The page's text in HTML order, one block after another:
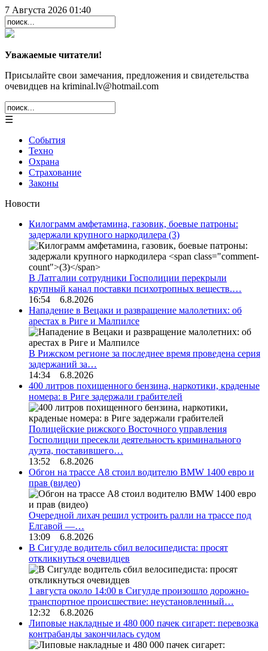
7 Августа 2026 01:40
Уважаемые читатели!
Присылайте свои замечания, предложения и свидетельства
очевидцев на kriminal.lv@hotmail.com
☰
События
Техно
Охрана
Страхование
Законы
Новости
Килограмм амфетамина, газовик, боевые патроны:
задержали крупного наркодилера (3)
В Латгалии сотрудники Госполиции перекрыли
крупный канал поставки психотропных веществ.…
16:54 6.8.2026
Нападение в Вецаки и развращение малолетних: об
арестах в Риге и Малпилсе
В Рижском регионе за последнее время проведена серия
задержаний за…
14:34 6.8.2026
400 литров похищенного бензина, наркотики, краденые
номера: в Риге задержали грабителей
Полицейские рижского Восточного управления
Госполиции пресекли деятельность криминального
дуэта, поставившего…
13:52 6.8.2026
Обгон на трассе А8 стоил водителю BMW 1400 евро и
прав (видео)
Очередной лихач решил устроить ралли на трассе под
Елгавой —…
13:09 6.8.2026
В Сигулде водитель сбил велосипедиста: просят
откликнуться очевидцев
1 августа около 14:00 в Сигулде произошло дорожно-
транспортное происшествие: неустановленный…
12:32 6.8.2026
Липовые накладные и 480 000 пачек сигарет: перевозка
контрабанды закончилась судом